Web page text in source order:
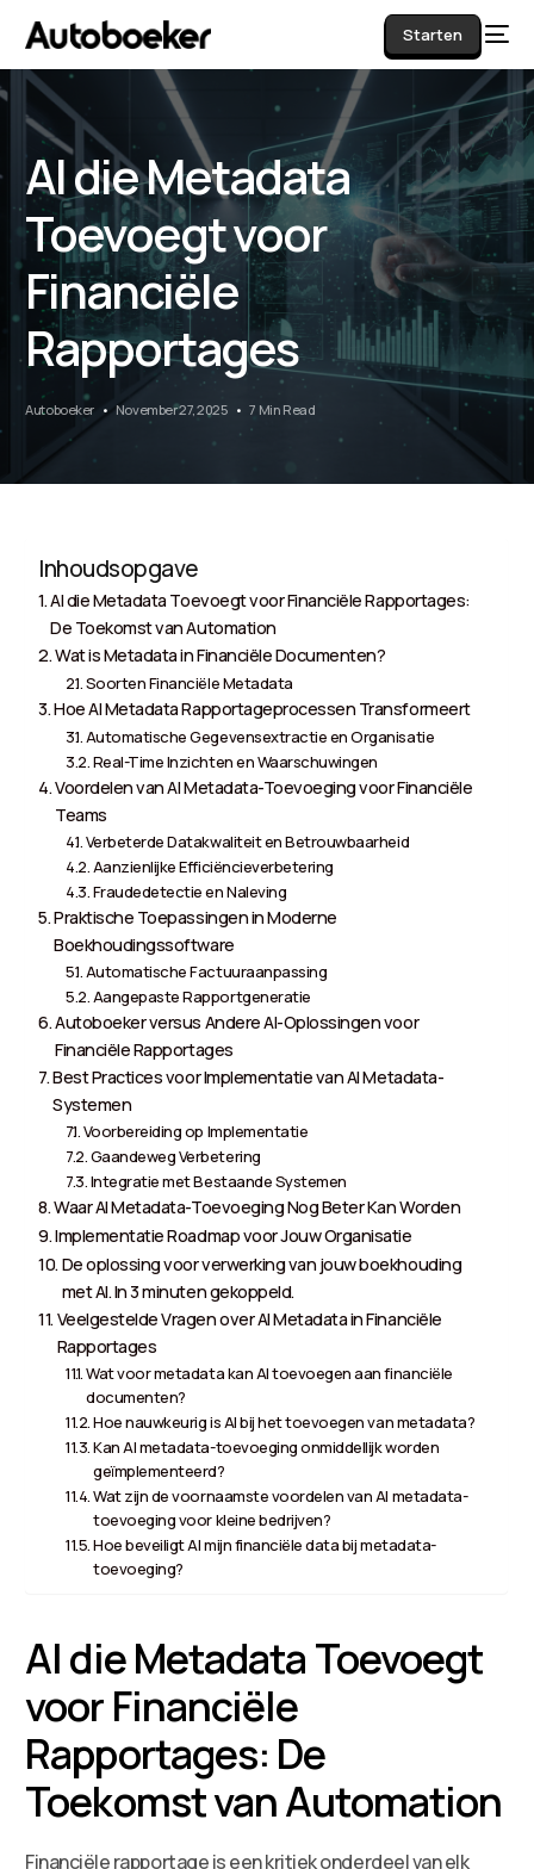
Starten
AI die Metadata
Toevoegt voor
Financiële
Rapportages
Autoboeker November 27, 2025 7 Min Read
Inhoudsopgave
AI die Metadata Toevoegt voor Financiële Rapportages:
De Toekomst van Automation
Wat is Metadata in Financiële Documenten?
Soorten Financiële Metadata
Hoe AI Metadata Rapportageprocessen Transformeert
Automatische Gegevensextractie en Organisatie
Real-Time Inzichten en Waarschuwingen
Voordelen van AI Metadata-Toevoeging voor Financiële
Teams
Verbeterde Datakwaliteit en Betrouwbaarheid
Aanzienlijke Efficiëncieverbetering
Fraudedetectie en Naleving
Praktische Toepassingen in Moderne
Boekhoudingssoftware
Automatische Factuuraanpassing
Aangepaste Rapportgeneratie
Autoboeker versus Andere AI-Oplossingen voor
Financiële Rapportages
Best Practices voor Implementatie van AI Metadata-
Systemen
Voorbereiding op Implementatie
Gaandeweg Verbetering
Integratie met Bestaande Systemen
Waar AI Metadata-Toevoeging Nog Beter Kan Worden
Implementatie Roadmap voor Jouw Organisatie
De oplossing voor verwerking van jouw boekhouding
met AI. In 3 minuten gekoppeld.
Veelgestelde Vragen over AI Metadata in Financiële
Rapportages
Wat voor metadata kan AI toevoegen aan financiële
documenten?
Hoe nauwkeurig is AI bij het toevoegen van metadata?
Kan AI metadata-toevoeging onmiddellijk worden
geïmplementeerd?
Wat zijn de voornaamste voordelen van AI metadata-
toevoeging voor kleine bedrijven?
Hoe beveiligt AI mijn financiële data bij metadata-
toevoeging?
AI die Metadata Toevoegt
voor Financiële
Rapportages: De
Toekomst van Automation
Financiële rapportage is een kritiek onderdeel van elk
AI